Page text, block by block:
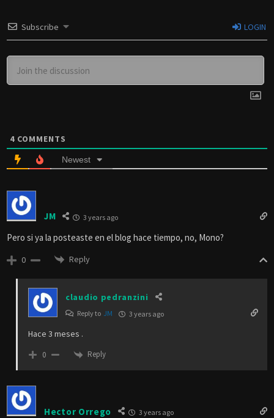
Subscribe LOGIN
4 COMMENTS
Newest
JM 3 years ago
Pero si ya la posteaste en el blog hace tiempo, no, Mono?
0 Reply
claudio pedranzini
Reply to JM 3 years ago
Hace 3 meses .
0 Reply
Hector Orrego 3 years ago